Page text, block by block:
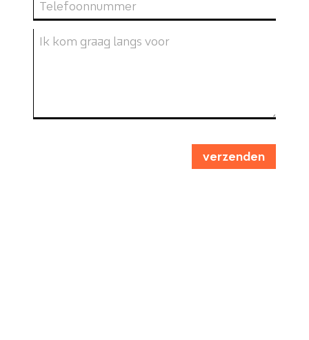
verzenden